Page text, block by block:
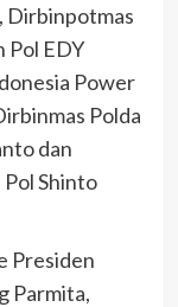
Dirbinpotmas
Pol EDY
Power
Polda
dan
Shinto
Presiden
Parmita,